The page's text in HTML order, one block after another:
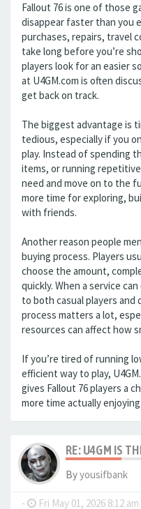
Fallout 76 is one of those
disappear faster than you
purchases, repairs, travel
take long before you’re
players look for an easier
at U4GM.com is often
get back on track.
The biggest advantage is
tedious, especially if you
play. Instead of spending
items, or running
need and move on to the
more time for exploring,
with friends.
Another reason people
buying process. Players
choose the amount,
quickly. When a service
to both casual players and
process matters a lot,
resources can affect how
If you’re tired of running
efficient way to play,
gives Fallout 76 players a
more time actually
RE: U4GM IS
Byyousifbank
- Fri May 01, 2026 8:12 am